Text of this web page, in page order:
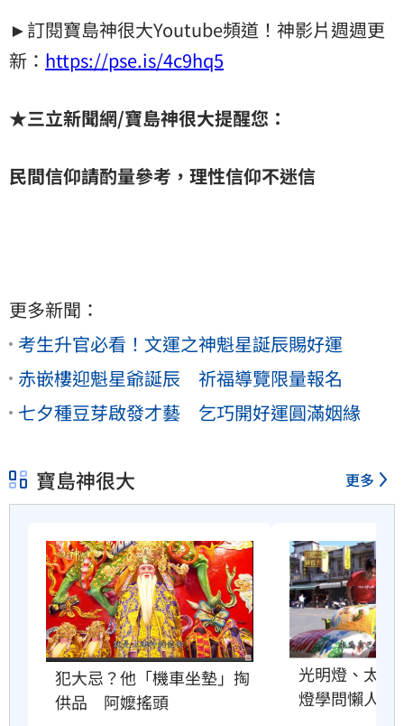
►訂閱寶島神很大Youtube頻道！神影片週週更
新： https://pse.is/4c9hq5
★三立新聞網/寶島神很大提醒您：
民間信仰請酌量參考，理性信仰不迷信
更多新聞：
考生升官必看！文運之神魁星誕辰賜好運
赤嵌樓迎魁星爺誕辰 祈福導覽限量報名
七夕種豆芽啟發才藝 乞巧開好運圓滿姻緣
寶島神很大 更多
犯大忌？他「機車坐墊」掏
供品　阿嬤搖頭
光明燈、太歲
燈學問懶人包